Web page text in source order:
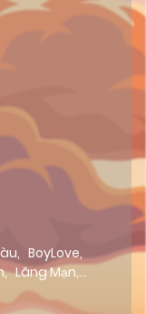
, BoyLove,
, Lãng Mạn,